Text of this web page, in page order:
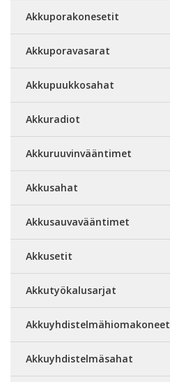
Akkuporakonesetit
Akkuporavasarat
Akkupuukkosahat
Akkuradiot
Akkuruuvinvääntimet
Akkusahat
Akkusauvavääntimet
Akkusetit
Akkutyökalusarjat
Akkuyhdistelmähiomakoneet
Akkuyhdistelmäsahat